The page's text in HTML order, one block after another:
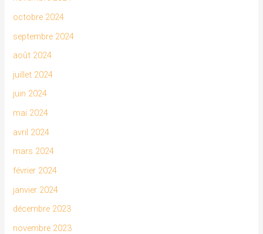
octobre 2024
septembre 2024
août 2024
juillet 2024
juin 2024
mai 2024
avril 2024
mars 2024
février 2024
janvier 2024
décembre 2023
novembre 2023